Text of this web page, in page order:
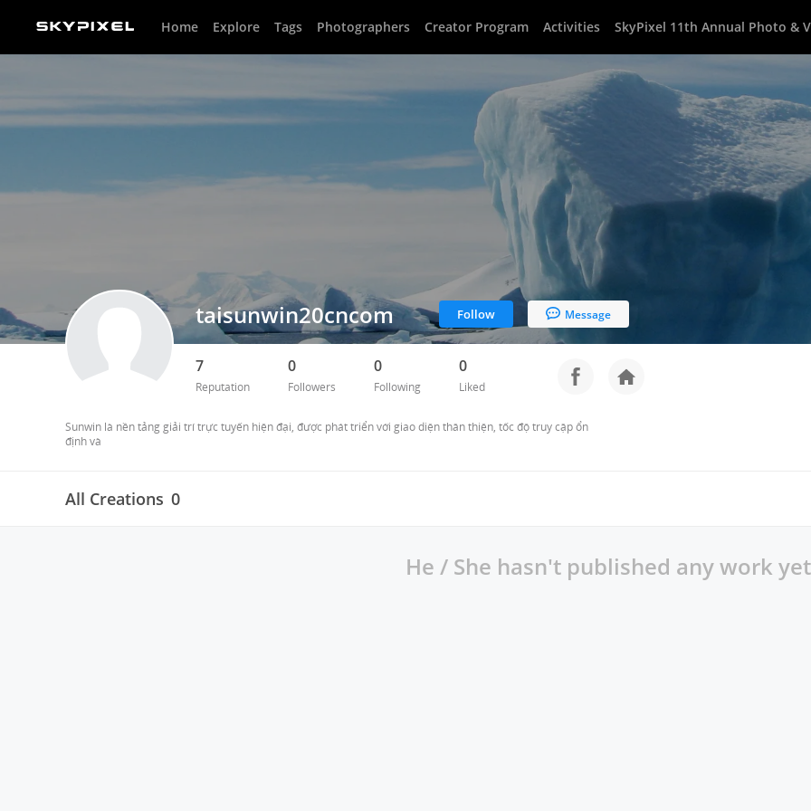
Home Explore Tags Photographers Creator Program Activities SkyPixel 11th Annual Photo &
taisunwin20cncom Follow Message
7
Reputation
0
Followers
0
Following
0
Liked
Sunwin là nền tảng giải trí trực tuyến hiện đại, được phát triển với giao diện thân thiện, tốc độ truy cập ổn
định và
All Creations 0
He / She hasn't published any work yet